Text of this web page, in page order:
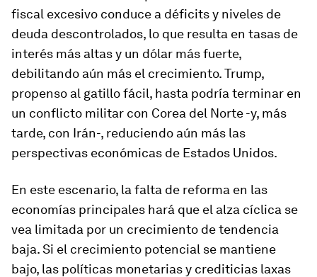
fiscal excesivo conduce a déficits y niveles de
deuda descontrolados, lo que resulta en tasas de
interés más altas y un dólar más fuerte,
debilitando aún más el crecimiento. Trump,
propenso al gatillo fácil, hasta podría terminar en
un conflicto militar con Corea del Norte -y, más
tarde, con Irán-, reduciendo aún más las
perspectivas económicas de Estados Unidos.
En este escenario, la falta de reforma en las
economías principales hará que el alza cíclica se
vea limitada por un crecimiento de tendencia
baja. Si el crecimiento potencial se mantiene
bajo, las políticas monetarias y crediticias laxas